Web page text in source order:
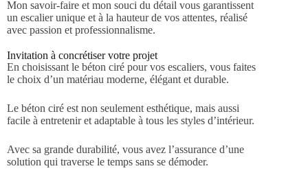
Mon savoir-faire et mon souci du détail vous garantissent
un escalier unique et à la hauteur de vos attentes, réalisé
avec passion et professionnalisme.
Invitation à concrétiser votre projet
En choisissant le béton ciré pour vos escaliers, vous faites
le choix d’un matériau moderne, élégant et durable.
Le béton ciré est non seulement esthétique, mais aussi
facile à entretenir et adaptable à tous les styles d’intérieur.
Avec sa grande durabilité, vous avez l’assurance d’une
solution qui traverse le temps sans se démoder.